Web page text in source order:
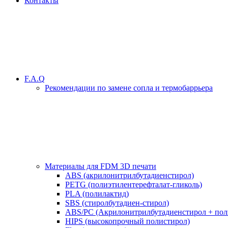
F.A.Q
Рекомендации по замене сопла и термобаррьера
Материалы для FDM 3D печати
ABS (акрилонитрилбутадиенстирол)
PETG (полиэтилентерефталат-гликоль)
PLA (полилактид)
SBS (стиролбутадиен-стирол)
ABS/PC (Акрилонитрилбутадиенстирол +
HIPS (высокопрочный полистирол)